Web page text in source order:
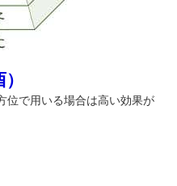
位で用いる場合は高い効果が